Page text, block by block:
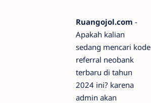
Ruangojol.com -
Apakah kalian
sedang mencari kode
referral neobank
terbaru di tahun
2024 ini? karena
admin akan